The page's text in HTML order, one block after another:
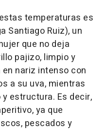
temperaturas es
Santiago Ruiz), un
que no deja
pajizo, limpio y
nariz intenso con
a su uva, mientras
estructura. Es decir,
ya que
pescados y